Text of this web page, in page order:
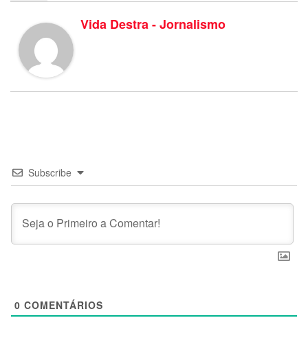
Vida Destra - Jornalismo
Subscribe
0 COMENTÁRIOS